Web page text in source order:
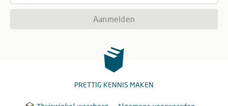
Aanmelden
PRETTIG KENNIS MAKEN